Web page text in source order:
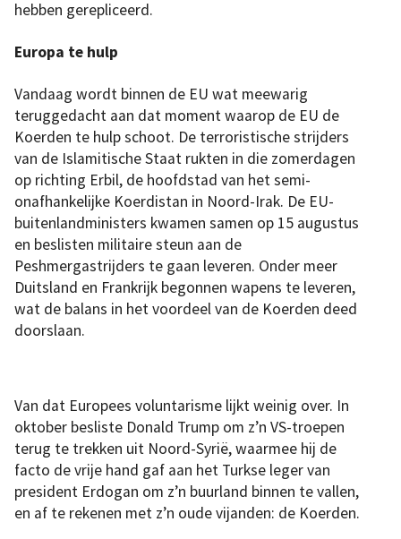
hebben gerepliceerd.
Europa te hulp
Vandaag wordt binnen de EU wat meewarig
teruggedacht aan dat moment waarop de EU de
Koerden te hulp schoot. De terroristische strijders
van de Islamitische Staat rukten in die zomerdagen
op richting Erbil, de hoofdstad van het semi-
onafhankelijke Koerdistan in Noord-Irak. De EU-
buitenlandministers kwamen samen op 15 augustus
en beslisten militaire steun aan de
Peshmergastrijders te gaan leveren. Onder meer
Duitsland en Frankrijk begonnen wapens te leveren,
wat de balans in het voordeel van de Koerden deed
doorslaan.
Assad
wist
handig
gebruik
te
maken
van
de
Turkse
druk,
door
de
Koerden
een
zekere
vorm
van
blijvende
Van dat Europees voluntarisme lijkt weinig over. In
oktober besliste Donald Trump om z’n VS-troepen
terug te trekken uit Noord-Syrië, waarmee hij de
facto de vrije hand gaf aan het Turkse leger van
president Erdogan om z’n buurland binnen te vallen,
en af te rekenen met z’n oude vijanden: de Koerden.